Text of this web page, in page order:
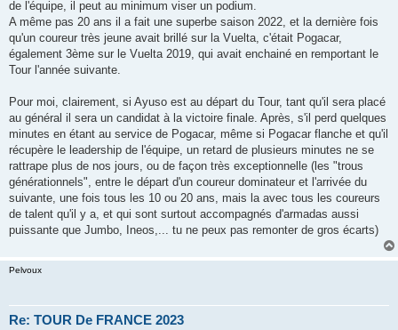
de l'équipe, il peut au minimum viser un podium.
A même pas 20 ans il a fait une superbe saison 2022, et la dernière fois
qu'un coureur très jeune avait brillé sur la Vuelta, c'était Pogacar,
également 3ème sur le Vuelta 2019, qui avait enchainé en remportant le
Tour l'année suivante.
Pour moi, clairement, si Ayuso est au départ du Tour, tant qu'il sera placé
au général il sera un candidat à la victoire finale. Après, s'il perd quelques
minutes en étant au service de Pogacar, même si Pogacar flanche et qu'il
récupère le leadership de l'équipe, un retard de plusieurs minutes ne se
rattrape plus de nos jours, ou de façon très exceptionnelle (les "trous
générationnels", entre le départ d'un coureur dominateur et l'arrivée du
suivante, une fois tous les 10 ou 20 ans, mais la avec tous les coureurs
de talent qu'il y a, et qui sont surtout accompagnés d'armadas aussi
puissante que Jumbo, Ineos,... tu ne peux pas remonter de gros écarts)
Pelvoux
Re: TOUR De FRANCE 2023